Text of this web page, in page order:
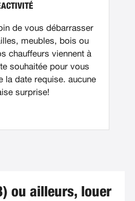
de vous débarrasser
meubles, bois ou
chauffeurs viennent à
souhaitée pour vous
la date requise. aucune
surprise!
ou ailleurs, louer